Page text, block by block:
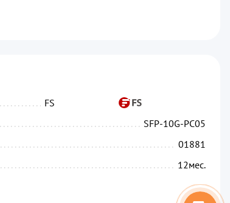
FS
SFP-10G-PC05
01881
12мес.